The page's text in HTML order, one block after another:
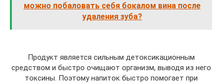
можно побаловать себя бокалом вина после
удаления зуба?
Продукт является сильным детоксикационным
средством и быстро очищают организм, выводя из него
токсины. Поэтому напиток быстро помогает при